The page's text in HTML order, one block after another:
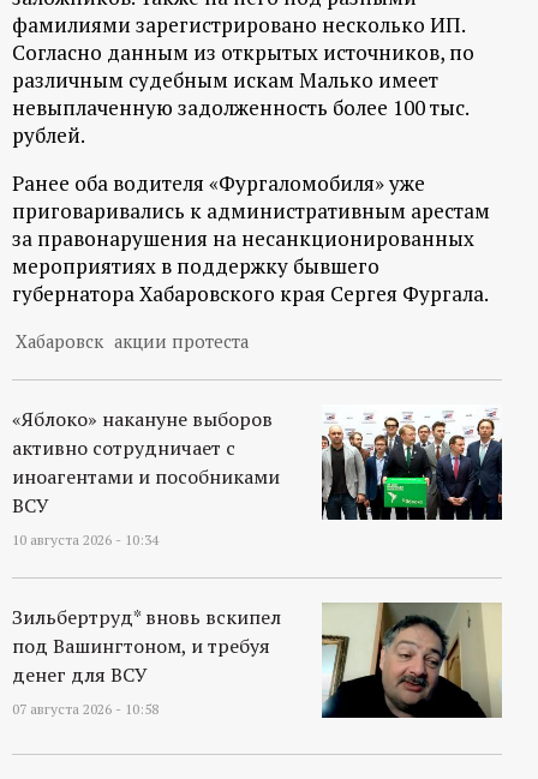
о
р
т
а
л
фамилиями зарегистрировано несколько ИП.
Согласно данным из открытых источников, по
различным судебным искам Малько имеет
невыплаченную задолженность более 100 тыс.
рублей.
Ранее оба водителя «Фургаломобиля» уже
приговаривались к административным арестам
за правонарушения на несанкционированных
мероприятиях в поддержку бывшего
губернатора Хабаровского края Сергея Фургала.
Хабаровск акции протеста
«Яблоко» накануне выборов
активно сотрудничает с
иноагентами и пособниками
ВСУ
10 августа 2026 - 10:34
Зильбертруд* вновь вскипел
под Вашингтоном, и требуя
денег для ВСУ
07 августа 2026 - 10:58